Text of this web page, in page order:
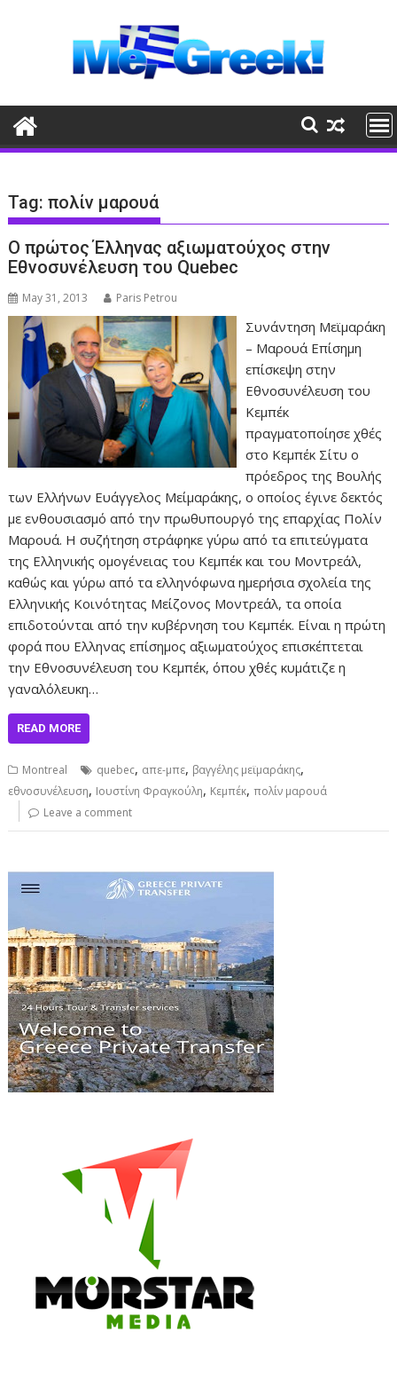
Tag:πολίν μαρουά
Ο πρώτος Έλληνας αξιωματούχος στην
Εθνοσυνέλευση του Quebec
May 31, 2013 Paris Petrou
Συνάντηση Μεϊμαράκη
– Μαρουά Επίσημη
επίσκεψη στην
Εθνοσυνέλευση του
Κεμπέκ
πραγματοποίησε χθές
στο Κεμπέκ Σίτυ ο
πρόεδρος της Βουλής
των Ελλήνων Ευάγγελος Μείμαράκης, ο οποίος έγινε δεκτός
με ενθουσιασμό από την πρωθυπουργό της επαρχίας Πολίν
Μαρουά. Η συζήτηση στράφηκε γύρω από τα επιτεύγματα
της Ελληνικής ομογένειας του Κεμπέκ και του Μοντρεάλ,
καθώς και γύρω από τα ελληνόφωνα ημερήσια σχολεία της
Ελληνικής Κοινότητας Μείζονος Μοντρεάλ, τα οποία
επιδοτούνται από την κυβέρνηση του Κεμπέκ. Είναι η πρώτη
φορά που Ελληνας επίσημος αξιωματούχος επισκέπτεται
την Εθνοσυνέλευση του Κεμπέκ, όπου χθές κυμάτιζε η
γαναλόλευκη…
READ MORE
Montreal quebec, απε-μπε, βαγγέλης μεϊμαράκης,
εθνοσυνέλευση, Ιουστίνη Φραγκούλη, Κεμπέκ,πολίν μαρουά
Leave a comment